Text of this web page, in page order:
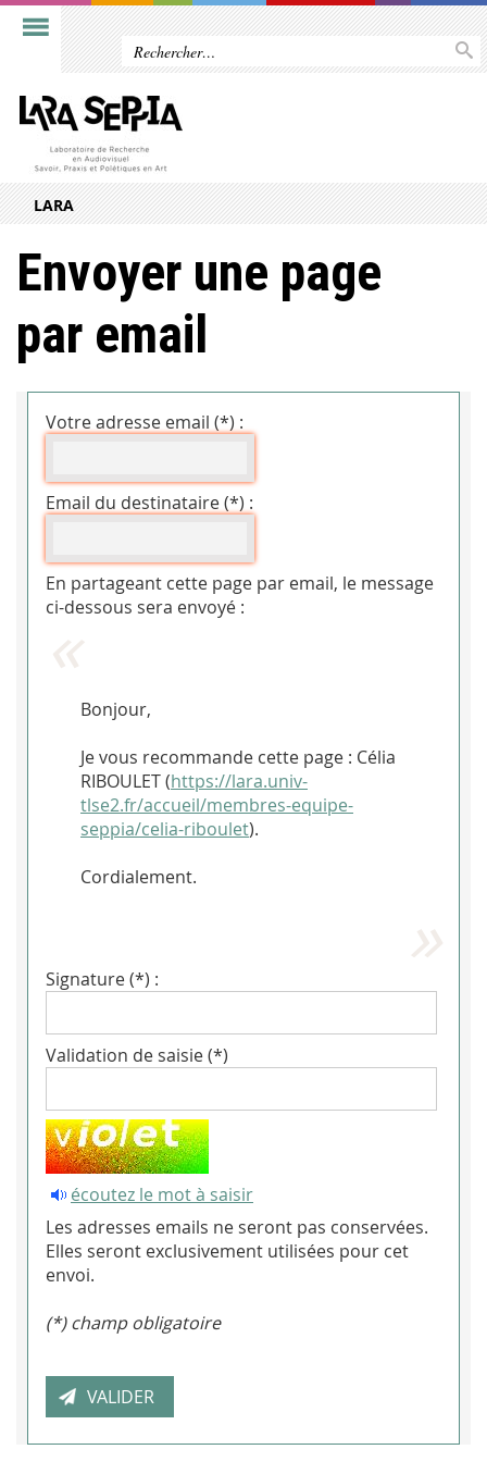
LARA
Envoyer une page
par email
Votre adresse email (*) :
Email du destinataire (*) :
En partageant cette page par email, le message
ci-dessous sera envoyé :
Bonjour,
Je vous recommande cette page : Célia
RIBOULET (https://lara.univ-
tlse2.fr/accueil/membres-equipe-
seppia/celia-riboulet).
Cordialement.
Signature (*) :
Validation de saisie (*)
écoutez le mot à saisir
Les adresses emails ne seront pas conservées.
Elles seront exclusivement utilisées pour cet
envoi.
(*) champ obligatoire